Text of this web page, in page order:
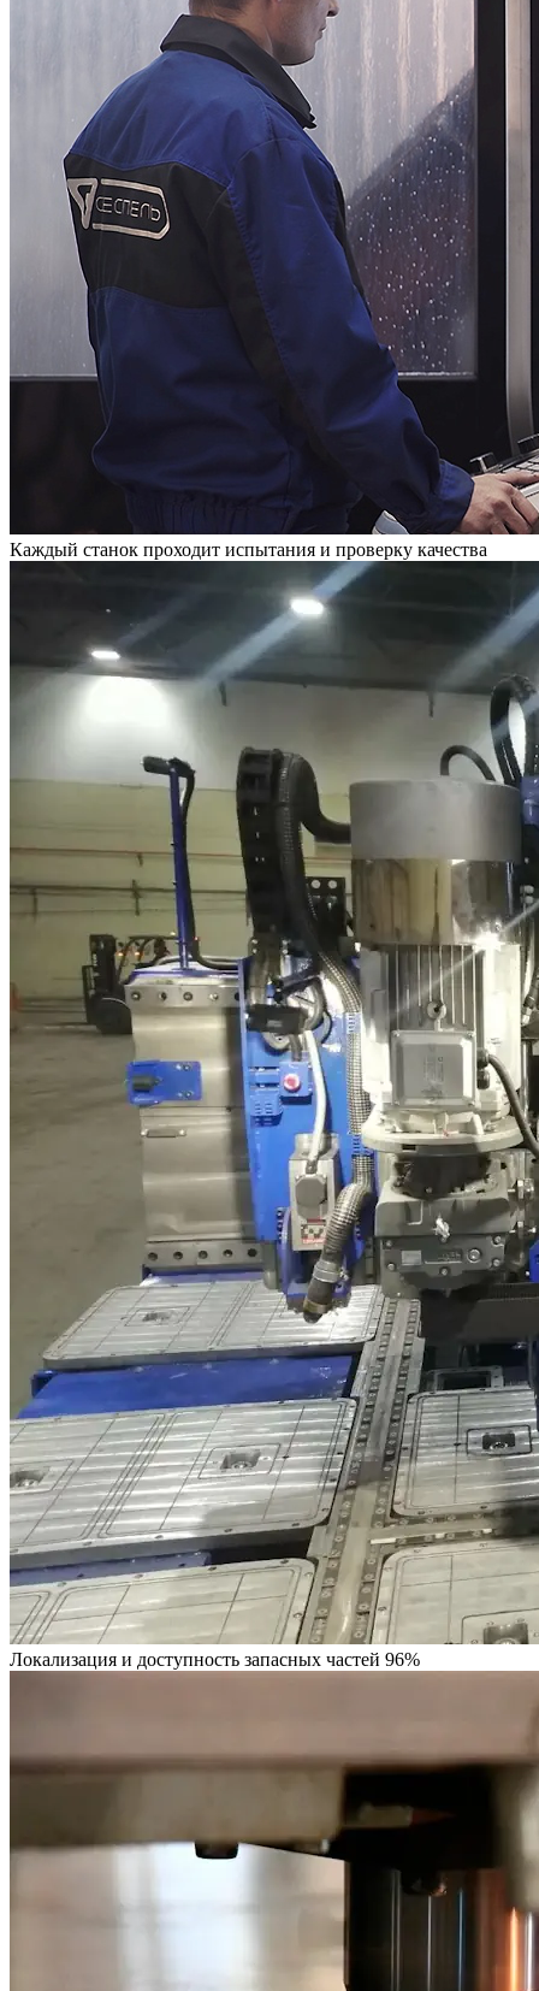
Каждый станок проходит испытания и проверку качества
Локализация и доступность запасных частей 96%